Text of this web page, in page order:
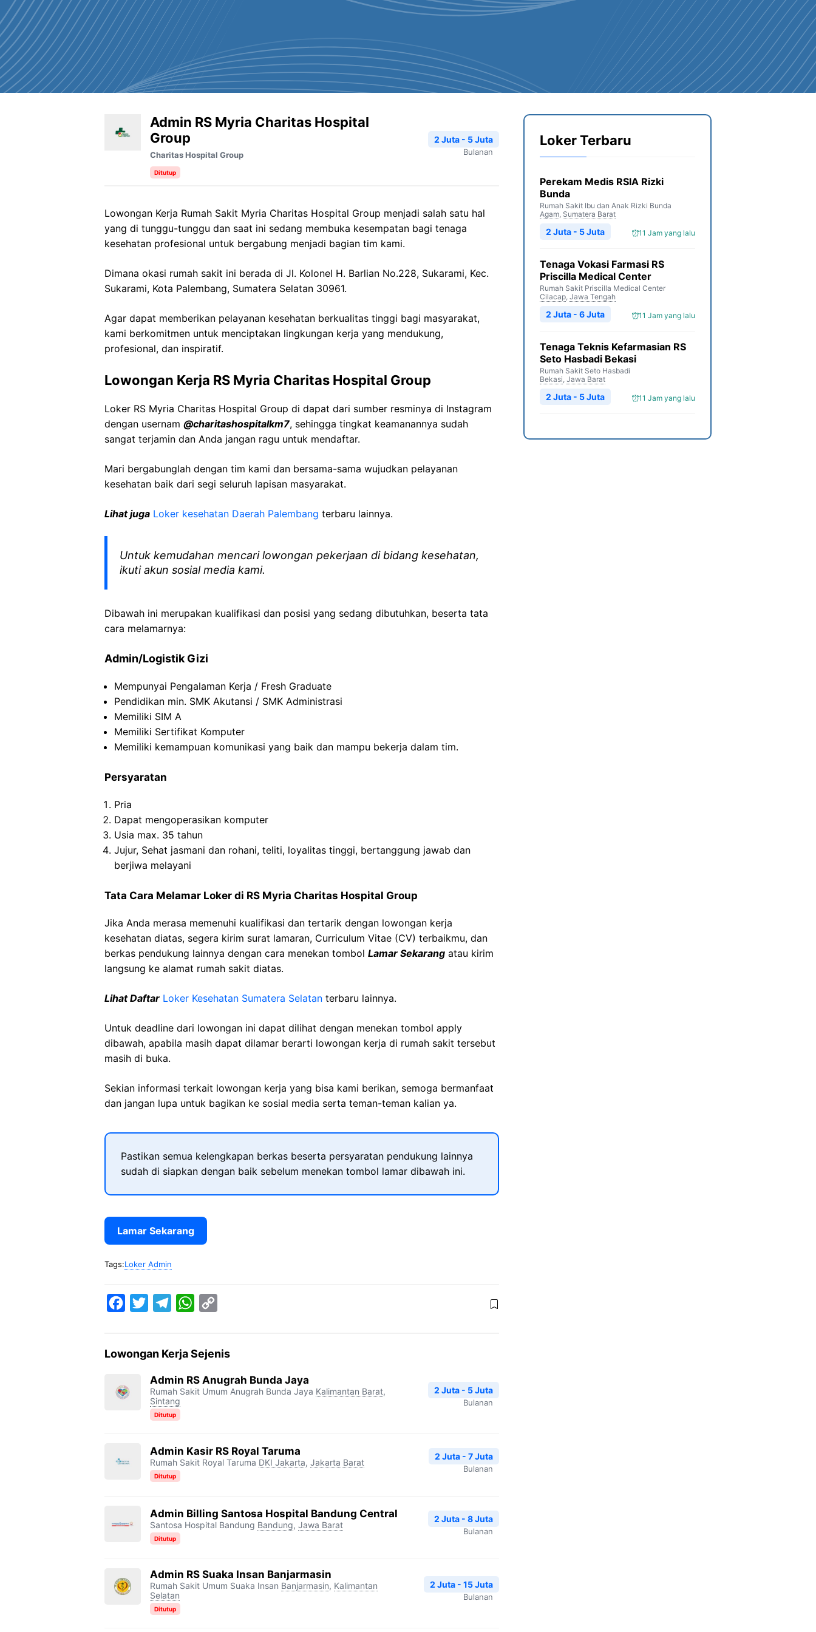
Admin RS Myria Charitas Hospital
Group
Charitas Hospital Group
Ditutup
2 Juta - 5 Juta
Bulanan
Lowongan Kerja Rumah Sakit Myria Charitas Hospital Group menjadi salah satu hal
yang di tunggu-tunggu dan saat ini sedang membuka kesempatan bagi tenaga
kesehatan profesional untuk bergabung menjadi bagian tim kami.
Dimana okasi rumah sakit ini berada di Jl. Kolonel H. Barlian No.228, Sukarami, Kec.
Sukarami, Kota Palembang, Sumatera Selatan 30961.
Agar dapat memberikan pelayanan kesehatan berkualitas tinggi bagi masyarakat,
kami berkomitmen untuk menciptakan lingkungan kerja yang mendukung,
profesional, dan inspiratif.
Lowongan Kerja RS Myria Charitas Hospital Group
Loker RS Myria Charitas Hospital Group di dapat dari sumber resminya di Instagram
dengan usernam @charitashospitalkm7, sehingga tingkat keamanannya sudah
sangat terjamin dan Anda jangan ragu untuk mendaftar.
Mari bergabunglah dengan tim kami dan bersama-sama wujudkan pelayanan
kesehatan baik dari segi seluruh lapisan masyarakat.
Lihat juga Loker kesehatan Daerah Palembang terbaru lainnya.
Untuk kemudahan mencari lowongan pekerjaan di bidang kesehatan,
ikuti akun sosial media kami.
Dibawah ini merupakan kualifikasi dan posisi yang sedang dibutuhkan, beserta tata
cara melamarnya:
Admin/Logistik Gizi
Mempunyai Pengalaman Kerja / Fresh Graduate
Pendidikan min. SMK Akutansi / SMK Administrasi
Memiliki SIM A
Memiliki Sertifikat Komputer
Memiliki kemampuan komunikasi yang baik dan mampu bekerja dalam tim.
Persyaratan
Pria
Dapat mengoperasikan komputer
Usia max. 35 tahun
Jujur, Sehat jasmani dan rohani, teliti, loyalitas tinggi, bertanggung jawab dan
berjiwa melayani
Tata Cara Melamar Loker di RS Myria Charitas Hospital Group
Jika Anda merasa memenuhi kualifikasi dan tertarik dengan lowongan kerja
kesehatan diatas, segera kirim surat lamaran, Curriculum Vitae (CV) terbaikmu, dan
berkas pendukung lainnya dengan cara menekan tombol Lamar Sekarang atau kirim
langsung ke alamat rumah sakit diatas.
Lihat Daftar Loker Kesehatan Sumatera Selatan terbaru lainnya.
Untuk deadline dari lowongan ini dapat dilihat dengan menekan tombol apply
dibawah, apabila masih dapat dilamar berarti lowongan kerja di rumah sakit tersebut
masih di buka.
Sekian informasi terkait lowongan kerja yang bisa kami berikan, semoga bermanfaat
dan jangan lupa untuk bagikan ke sosial media serta teman-teman kalian ya.
Pastikan semua kelengkapan berkas beserta persyaratan pendukung lainnya
sudah di siapkan dengan baik sebelum menekan tombol lamar dibawah ini.
Lamar Sekarang
Tags:Loker Admin
e
o
t
e
r
e
g
r
a
W
t
s
A
y
L
i
Lowongan Kerja Sejenis
Admin RS Anugrah Bunda Jaya
Rumah Sakit Umum Anugrah Bunda Jaya Kalimantan Barat,
Sintang
Ditutup
2 Juta - 5 Juta
Bulanan
Admin Kasir RS Royal Taruma
Rumah Sakit Royal Taruma DKI Jakarta, Jakarta Barat
Ditutup
2 Juta - 7 Juta
Bulanan
Admin Billing Santosa Hospital Bandung Central
Santosa Hospital Bandung Bandung, Jawa Barat
Ditutup
2 Juta - 8 Juta
Bulanan
Admin RS Suaka Insan Banjarmasin
Rumah Sakit Umum Suaka Insan Banjarmasin, Kalimantan
Selatan
Ditutup
2 Juta - 15 Juta
Bulanan
Loker Terbaru
Perekam Medis RSIA Rizki
Bunda
Rumah Sakit Ibu dan Anak Rizki Bunda
Agam, Sumatera Barat
11 Jam yang lalu
2 Juta - 5 Juta
Tenaga Vokasi Farmasi RS
Priscilla Medical Center
Rumah Sakit Priscilla Medical Center
Cilacap, Jawa Tengah
11 Jam yang lalu
2 Juta - 6 Juta
Tenaga Teknis Kefarmasian RS
Seto Hasbadi Bekasi
Rumah Sakit Seto Hasbadi
Bekasi, Jawa Barat
11 Jam yang lalu
2 Juta - 5 Juta